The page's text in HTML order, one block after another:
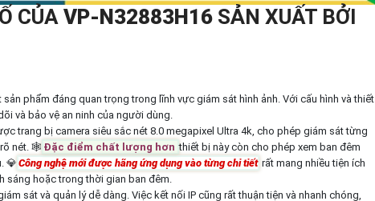
CỦA VP-N32883H16 SẢN XUẤT BỞI
sản phẩm đáng quan trọng trong lĩnh vực giám sát hình ảnh. Với cấu hình và thiết
và bảo vệ an ninh của người dùng.
trang bị camera siêu sắc nét 8.0 megapixel Ultra 4k, cho phép giám sát từng
rõ nét. 🕸 Đặc điểm chất lượng hơn thiết bị này còn cho phép xem ban đêm
💎 Công nghệ mới được hãng ứng dụng vào từng chi tiết rất mang nhiều tiện ích
sáng hoặc trong thời gian ban đêm.
sát và quản lý dễ dàng. Việc kết nối IP cũng rất thuận tiện và nhanh chóng,